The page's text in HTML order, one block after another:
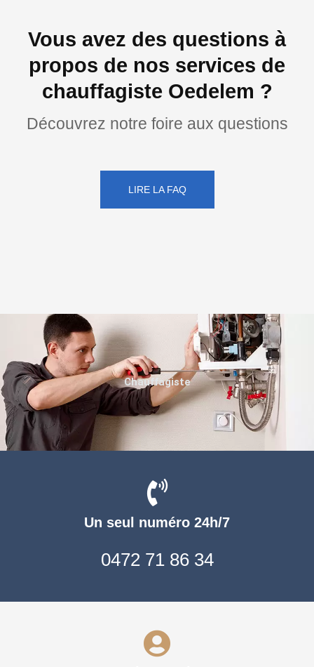
Vous avez des questions à
propos de nos services de
chauffagiste Oedelem ?
Découvrez notre foire aux questions
LIRE LA FAQ
Un seul numéro 24h/7
0472 71 86 34
Chauffagiste